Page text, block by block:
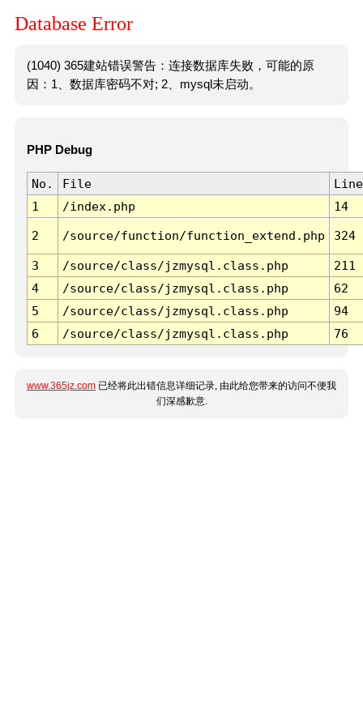
Database Error
(1040) 365建站错误警告：连接数据库失败，可能的原
因：1、数据库密码不对; 2、mysql未启动。
PHP Debug
No. File
Line
1
/index.php 14
2 /source/function/function_extend.php 324
3 /source/class/jzmysql.class.php
211
4
/source/class/jzmysql.class.php
62
5
/source/class/jzmysql.class.php
94
6
/source/class/jzmysql.class.php 76
www.365jz.com 已经将此出错信息详细记录, 由此给您带来的访问不便我
们深感歉意.